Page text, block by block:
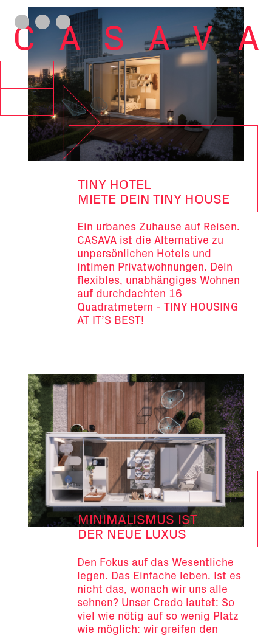
CASAVA
TINY HOTEL
MIETE DEIN TINY HOUSE
Ein urbanes Zuhause auf Reisen.
CASAVA ist die Alternative zu
unpersönlichen Hotels und
intimen Privatwohnungen. Dein
flexibles, unabhängiges Wohnen
auf durchdachten 16
Quadratmetern - TINY HOUSING
AT IT’S BEST!
MINIMALISMUS IST
DER NEUE LUXUS
Den Fokus auf das Wesentliche
legen. Das Einfache leben. Ist es
nicht das, wonach wir uns alle
sehnen? Unser Credo lautet: So
viel wie nötig auf so wenig Platz
wie möglich: wir greifen den